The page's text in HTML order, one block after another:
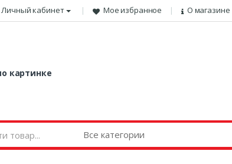
Личный кабинет Мое избранное О магазине
картинке